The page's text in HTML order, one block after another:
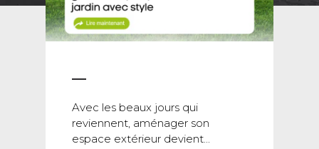
Avec les beaux jours qui
reviennent, aménager son
espace extérieur devient...